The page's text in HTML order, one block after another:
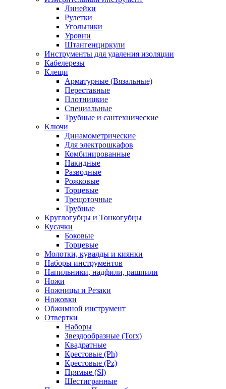
Линейки
Рулетки
Угольники
Уровни
Штангенциркули
Инструменты для удаления изоляции
Кабелерезы
Клещи
Арматурные (Вязальные)
Переставные
Плотницкие
Специальные
Трубные и сантехнические
Ключи
Динамометрические
Для электрошкафов
Комбинированные
Накидные
Разводные
Рожковые
Торцевые
Трещоточные
Трубные
Круглогубцы и Тонкогубцы
Кусачки
Боковые
Торцевые
Молотки, кувалды и киянки
Наборы инструментов
Напильники, надфили, рашпили
Ножи
Ножницы и Резаки
Ножовки
Обжимной инструмент
Отвертки
Наборы
Звездообразные (Torx)
Квадратные
Крестовые (Ph)
Крестовые (Pz)
Прямые (Sl)
Шестигранные